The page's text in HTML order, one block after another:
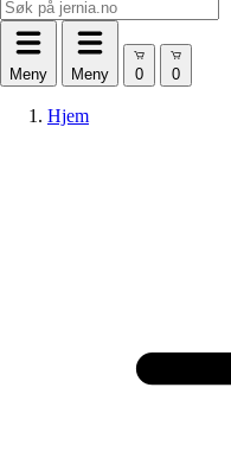
Meny Meny
Hjem